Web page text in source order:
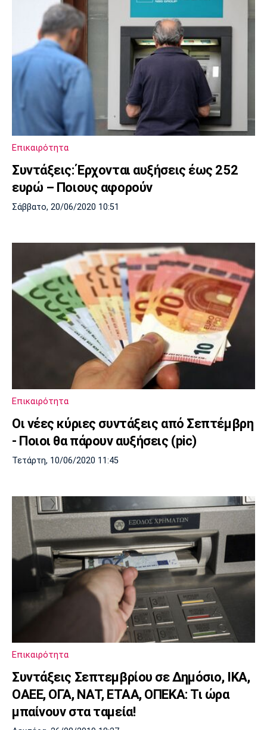
Επικαιρότητα
Συντάξεις: Έρχονται αυξήσεις έως 252
ευρώ – Ποιους αφορούν
Σάββατο, 20/06/2020 10:51
Επικαιρότητα
Οι νέες κύριες συντάξεις από Σεπτέμβρη
- Ποιοι θα πάρουν αυξήσεις (pic)
Τετάρτη, 10/06/2020 11:45
Επικαιρότητα
Συντάξεις Σεπτεμβρίου σε Δημόσιο, ΙΚΑ,
OAEE, OΓΑ, ΝΑΤ, ΕΤΑΑ, ΟΠΕΚΑ: Τι ώρα
μπαίνουν στα ταμεία!